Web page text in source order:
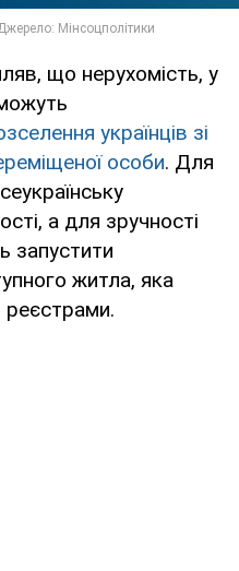
що нерухомість, у
українців зі
особи. Для
а для зручності
запустити
житла, яка
реєстрами.